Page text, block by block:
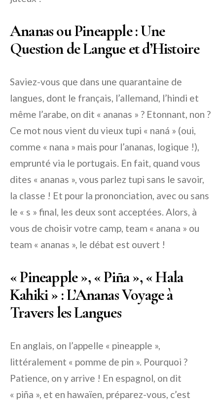
Ananas ou Pineapple : Une
Question de Langue et d’Histoire
Saviez-vous que dans une quarantaine de
langues, dont le français, l’allemand, l’hindi et
même l’arabe, on dit « ananas » ? Etonnant, non ?
Ce mot nous vient du vieux tupi « naná » (oui,
comme « nana » mais pour l’ananas, logique !),
emprunté via le portugais. En fait, quand vous
dites « ananas », vous parlez tupi sans le savoir,
la classe ! Et pour la prononciation, avec ou sans
le « s » final, les deux sont acceptées. Alors, à
vous de choisir votre camp, team « anana » ou
team « ananas », le débat est ouvert !
« Pineapple », « Piña », « Hala
Kahiki » : L’Ananas Voyage à
Travers les Langues
En anglais, on l’appelle « pineapple »,
littéralement « pomme de pin ». Pourquoi ?
Patience, on y arrive ! En espagnol, on dit
« piña », et en hawaïen, préparez-vous, c’est